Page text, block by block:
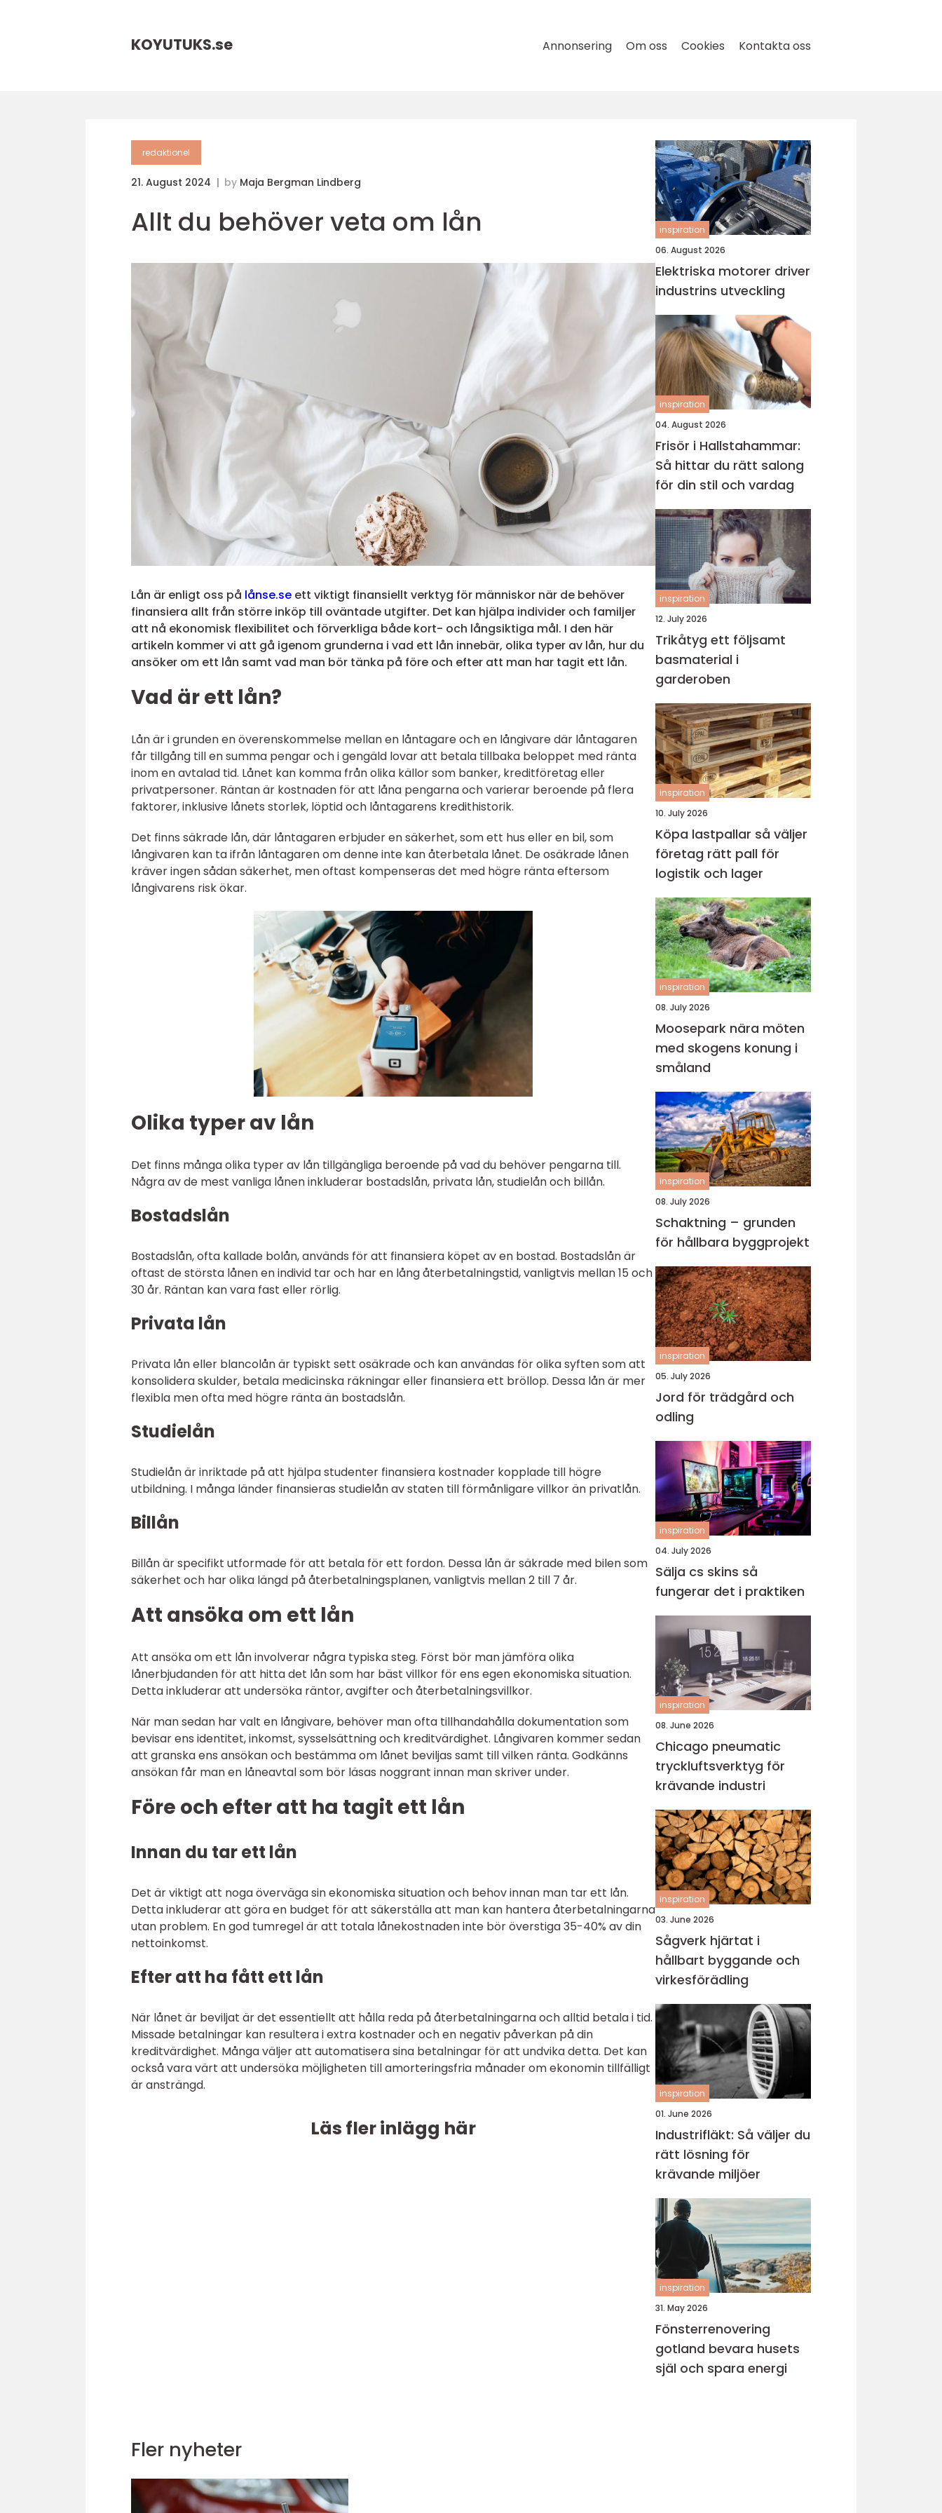
KOYUTUKS.se Annonsering Om oss Cookies Kontakta oss
redaktionel
21. August 2024 by Maja Bergman Lindberg
Allt du behöver veta om lån
Lån är enligt oss på lånse.se ett viktigt finansiellt verktyg för människor när de behöver
finansiera allt från större inköp till oväntade utgifter. Det kan hjälpa individer och familjer
att nå ekonomisk flexibilitet och förverkliga både kort- och långsiktiga mål. I den här
artikeln kommer vi att gå igenom grunderna i vad ett lån innebär, olika typer av lån, hur du
ansöker om ett lån samt vad man bör tänka på före och efter att man har tagit ett lån.
Vad är ett lån?
Lån är i grunden en överenskommelse mellan en låntagare och en långivare där låntagaren
får tillgång till en summa pengar och i gengäld lovar att betala tillbaka beloppet med ränta
inom en avtalad tid. Lånet kan komma från olika källor som banker, kreditföretag eller
privatpersoner. Räntan är kostnaden för att låna pengarna och varierar beroende på flera
faktorer, inklusive lånets storlek, löptid och låntagarens kredithistorik.
Det finns säkrade lån, där låntagaren erbjuder en säkerhet, som ett hus eller en bil, som
långivaren kan ta ifrån låntagaren om denne inte kan återbetala lånet. De osäkrade lånen
kräver ingen sådan säkerhet, men oftast kompenseras det med högre ränta eftersom
långivarens risk ökar.
Olika typer av lån
Det finns många olika typer av lån tillgängliga beroende på vad du behöver pengarna till.
Några av de mest vanliga lånen inkluderar bostadslån, privata lån, studielån och billån.
Bostadslån
Bostadslån, ofta kallade bolån, används för att finansiera köpet av en bostad. Bostadslån är
oftast de största lånen en individ tar och har en lång återbetalningstid, vanligtvis mellan 15 och
30 år. Räntan kan vara fast eller rörlig.
Privata lån
Privata lån eller blancolån är typiskt sett osäkrade och kan användas för olika syften som att
konsolidera skulder, betala medicinska räkningar eller finansiera ett bröllop. Dessa lån är mer
flexibla men ofta med högre ränta än bostadslån.
Studielån
Studielån är inriktade på att hjälpa studenter finansiera kostnader kopplade till högre
utbildning. I många länder finansieras studielån av staten till förmånligare villkor än privatlån.
Billån
Billån är specifikt utformade för att betala för ett fordon. Dessa lån är säkrade med bilen som
säkerhet och har olika längd på återbetalningsplanen, vanligtvis mellan 2 till 7 år.
Att ansöka om ett lån
Att ansöka om ett lån involverar några typiska steg. Först bör man jämföra olika
lånerbjudanden för att hitta det lån som har bäst villkor för ens egen ekonomiska situation.
Detta inkluderar att undersöka räntor, avgifter och återbetalningsvillkor.
När man sedan har valt en långivare, behöver man ofta tillhandahålla dokumentation som
bevisar ens identitet, inkomst, sysselsättning och kreditvärdighet. Långivaren kommer sedan
att granska ens ansökan och bestämma om lånet beviljas samt till vilken ränta. Godkänns
ansökan får man en låneavtal som bör läsas noggrant innan man skriver under.
Före och efter att ha tagit ett lån
Innan du tar ett lån
Det är viktigt att noga överväga sin ekonomiska situation och behov innan man tar ett lån.
Detta inkluderar att göra en budget för att säkerställa att man kan hantera återbetalningarna
utan problem. En god tumregel är att totala lånekostnaden inte bör överstiga 35-40% av din
nettoinkomst.
Efter att ha fått ett lån
När lånet är beviljat är det essentiellt att hålla reda på återbetalningarna och alltid betala i tid.
Missade betalningar kan resultera i extra kostnader och en negativ påverkan på din
kreditvärdighet. Många väljer att automatisera sina betalningar för att undvika detta. Det kan
också vara värt att undersöka möjligheten till amorteringsfria månader om ekonomin tillfälligt
är ansträngd.
Läs fler inlägg här
inspiration
06. August 2026
Elektriska motorer driver
industrins utveckling
inspiration
04. August 2026
Frisör i Hallstahammar:
Så hittar du rätt salong
för din stil och vardag
inspiration
12. July 2026
Trikåtyg ett följsamt
basmaterial i
garderoben
inspiration
10. July 2026
Köpa lastpallar så väljer
företag rätt pall för
logistik och lager
inspiration
08. July 2026
Moosepark nära möten
med skogens konung i
småland
inspiration
08. July 2026
Schaktning – grunden
för hållbara byggprojekt
inspiration
05. July 2026
Jord för trädgård och
odling
inspiration
04. July 2026
Sälja cs skins så
fungerar det i praktiken
inspiration
08. June 2026
Chicago pneumatic
tryckluftsverktyg för
krävande industri
inspiration
03. June 2026
Sågverk hjärtat i
hållbart byggande och
virkesförädling
inspiration
01. June 2026
Industrifläkt: Så väljer du
rätt lösning för
krävande miljöer
inspiration
31. May 2026
Fönsterrenovering
gotland bevara husets
själ och spara energi
Fler nyheter